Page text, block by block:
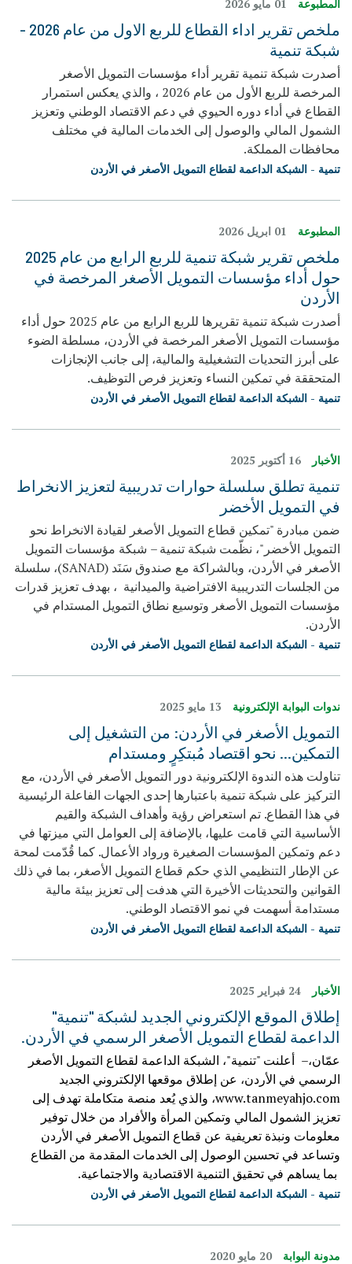
المطبوعة
ملخص تقرير اداء القطاع للربع الاول من عام 2026 -
شبكة تنمیة
أصدرت شبكة تنمیة تقریر أداء مؤسسات التمویل الأصغر
المرخصة للربع الأول من عام 2026 ، والذي یعكس استمرار
القطاع في أداء دوره الحیوي في دعم الاقتصاد الوطني وتعزیز
الشمول المالي والوصول إلى الخدمات المالیة في مختلف
محافظات المملكة.
تنمية - الشبكة الداعمة لقطاع التمويل الأصغر في الأردن
المطبوعة
ملخص تقرير شبكة تنمية للربع الرابع من عام 2025
حول أداء مؤسسات التمويل الأصغر المرخصة في
الأردن
أصدرت شبكة تنمية تقريرها للربع الرابع من عام 2025 حول أداء
مؤسسات التمويل الأصغر المرخصة في الأردن، مسلطة الضوء
على أبرز التحديات التشغيلية والمالية، إلى جانب الإنجازات
المتحققة في تمكين النساء وتعزيز فرص التوظيف.
تنمية - الشبكة الداعمة لقطاع التمويل الأصغر في الأردن
الأخبار 16 أكتوبر 2025
تنمية تطلق سلسلة حوارات تدريبية لتعزيز الانخراط
في التمويل الأخضر
ضمن مبادرة "تمكين قطاع التمويل الأصغر لقيادة الانخراط نحو
التمويل الأخضر"، نظّمت شبكة تنمية – شبكة مؤسسات التمويل
الأصغر في الأردن، وبالشراكة مع صندوق سَنَد (SANAD)، سلسلة
من الجلسات التدريبية الافتراضية والميدانية ، بهدف تعزيز قدرات
مؤسسات التمويل الأصغر وتوسيع نطاق التمويل المستدام في
الأردن.
تنمية - الشبكة الداعمة لقطاع التمويل الأصغر في الأردن
ندوات البوابة الإلكترونية 13 مايو 2025
التمويل الأصغر في الأردن: من التشغيل إلى
التمكين... نحو اقتصاد مُبتكِرٍ ومستدام
تناولت هذه الندوة الإلكترونية دور التمويل الأصغر في الأردن، مع
التركيز على شبكة تنمية باعتبارها إحدى الجهات الفاعلة الرئيسية
في هذا القطاع. تم استعراض رؤية وأهداف الشبكة والقيم
الأساسية التي قامت عليها، بالإضافة إلى العوامل التي ميزتها في
دعم وتمكين المؤسسات الصغيرة ورواد الأعمال. كما قُدّمت لمحة
عن الإطار التنظيمي الذي حكم قطاع التمويل الأصغر، بما في ذلك
القوانين والتحديثات الأخيرة التي هدفت إلى تعزيز بيئة مالية
مستدامة أسهمت في نمو الاقتصاد الوطني.
تنمية - الشبكة الداعمة لقطاع التمويل الأصغر في الأردن
الأخبار 24 فبراير 2025
إطلاق الموقع الإلكتروني الجديد لشبكة "تنمية"
الداعمة لقطاع التمويل الأصغر الرسمي في الأردن.
عمّان،– أعلنت "تنمية"، الشبكة الداعمة لقطاع التمويل الأصغر
الرسمي في الأردن، عن إطلاق موقعها الإلكتروني الجديد
www.tanmeyahjo.com، والذي يُعد منصة متكاملة تهدف إلى
تعزيز الشمول المالي وتمكين المرأة والأفراد من خلال توفير
معلومات ونبذة تعريفية عن قطاع التمويل الأصغر في الأردن
وتساعد في تحسين الوصول إلى الخدمات المقدمة من القطاع
بما يساهم في تحقيق التنمية الاقتصادية والاجتماعية.
تنمية - الشبكة الداعمة لقطاع التمويل الأصغر في الأردن
مدونة البوابة 20 مايو 2020